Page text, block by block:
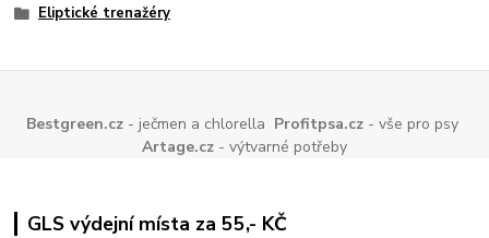
Eliptické trenažéry
Bestgreen.cz - ječmen a chlorella Profitpsa.cz - vše pro psy
Artage.cz - výtvarné potřeby
GLS výdejní místa za 55,- KČ